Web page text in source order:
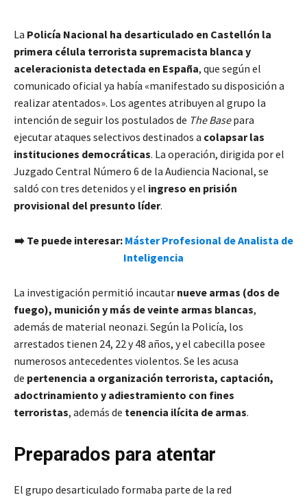
La Policía Nacional ha desarticulado en Castellón la
primera célula terrorista supremacista blanca y
aceleracionista detectada en España, que según el
comunicado oficial ya había «manifestado su disposición a
realizar atentados». Los agentes atribuyen al grupo la
intención de seguir los postulados de The Basepara
ejecutar ataques selectivos destinados a colapsar las
instituciones democráticas. La operación, dirigida por el
Juzgado Central Número 6 de la Audiencia Nacional, se
saldó con tres detenidos y el ingreso en prisión
provisional del presunto líder.
➡️ Te puede interesar: Máster Profesional de Analista de
Inteligencia
La investigación permitió incautar nueve armas (dos de
fuego), munición y más de veinte armas blancas,
además de material neonazi. Según la Policía, los
arrestados tienen 24, 22 y 48 años, y el cabecilla posee
numerosos antecedentes violentos. Se les acusa
de pertenencia a organización terrorista, captación,
adoctrinamiento y adiestramiento con fines
terroristas, además de tenencia ilícita de armas.
Preparados para atentar
El grupo desarticulado formaba parte de la red